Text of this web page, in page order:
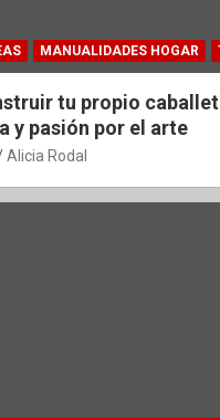
MANUALIDADES HOGAR
tu propio
y pasión por el arte
Alicia Rodal